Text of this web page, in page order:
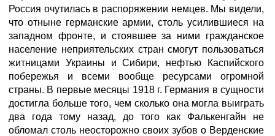
Россия очутилась в распоряжении немцев. Мы видели,
что отныне германские армии, столь усилившиеся на
западном фронте, и стоявшее за ними гражданское
население неприятельских стран смогут пользоваться
житницами Украины и Сибири, нефтью Каспийского
побережья и всеми вообще ресурсами огромной
страны. В первые месяцы 1918 г. Германия в сущности
достигла больше того, чем сколько она могла выиграть
два года тому назад, до того как Фалькенгайн не
обломал столь неосторожно своих зубов о Верденские